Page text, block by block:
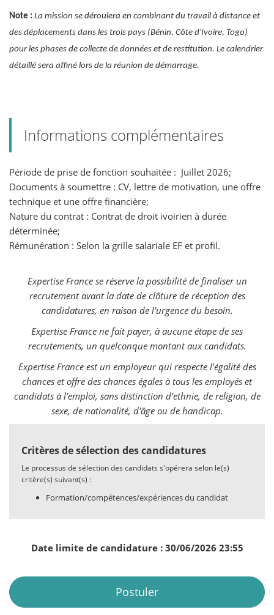
Note : La mission se déroulera en combinant du travail à distance et
des déplacements dans les trois pays (Bénin, Côte d'Ivoire, Togo)
pour les phases de collecte de données et de restitution. Le calendrier
détaillé sera affiné lors de la réunion de démarrage.
Informations complémentaires
Période de prise de fonction souhaitée : Juillet 2026;
Documents à soumettre : CV, lettre de motivation, une offre
technique et une offre financière;
Nature du contrat : Contrat de droit ivoirien à durée
déterminée;
Rémunération : Selon la grille salariale EF et profil.
Expertise France se réserve la possibilité de finaliser un
recrutement avant la date de clôture de réception des
candidatures, en raison de l’urgence du besoin.
Expertise France ne fait payer, à aucune étape de ses
recrutements, un quelconque montant aux candidats.
Expertise France est un employeur qui respecte l'égalité des
chances et offre des chances égales à tous les employés et
candidats à l'emploi, sans distinction d’ethnie, de religion, de
sexe, de nationalité, d'âge ou de handicap.
Critères de sélection des candidatures
Le processus de sélection des candidats s'opérera selon le(s)
critère(s) suivant(s) :
Formation/compétences/expériences du candidat
Date limite de candidature : 30/06/2026 23:55
Postuler